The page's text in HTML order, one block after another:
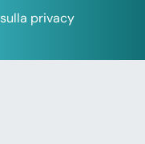
privacy